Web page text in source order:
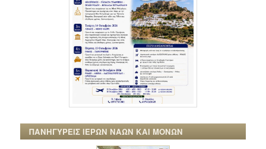
ΠΑΝΗΓΥΡΕΙΣ ΙΕΡΩΝ ΝΑΩΝ ΚΑΙ ΜΟΝΩΝ